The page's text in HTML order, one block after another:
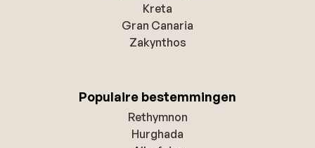
Kreta
Gran Canaria
Zakynthos
Populaire bestemmingen
Rethymnon
Hurghada